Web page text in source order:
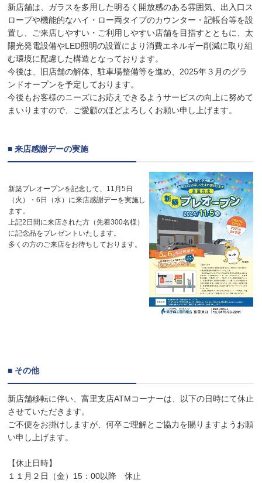
新店舗は、ガラスを多用した明るく開放感のある雰囲気、出入口ス
ロープや機能的なハイ・ロー両タイプのカウンター・記帳台等を設
置し、ご来店しやすい・ご利用しやすい店舗を目指すとともに、太
陽光発電設備やLED照明の設置により消費エネルギー削減に取り組
む環境に配慮した構造となっております。
今後は、旧店舗の解体、駐車場整備等を進め、2025年３月のグラ
ンドオープンを予定しております。
今後もお客様のニーズにお応えできるようサービスの向上に努めて
まいりますので、ご愛顧のほどよろしくお願い申し上げます。
■ 来店感謝デーの実施
新築プレオープンを記念して、11月5日
（火）・6日（水）に来店感謝デーを実施し
ます。
上記2日間に来店された方（先着300名様）
に記念品をプレゼントいたします。
多くの方のご来店をお待ちしております。
■ その他
新店舗移転に伴い、富里支店ATMコーナーは、以下の日時にて休止
させていただきます。
ご不便をお掛けしますが、何卒ご理解とご協力を賜りますようお願
い申し上げます。
【休止日時】
１１月２日（金）15：00以降 休止